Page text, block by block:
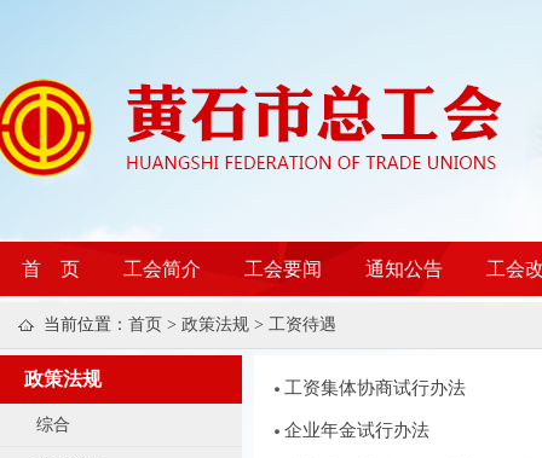
首 页 工会简介 工会要闻 通知公告 工会
当前位置： 首页 > 政策法规 > 工资待遇
政策法规
综合
工资集体协商试行办法
企业年金试行办法